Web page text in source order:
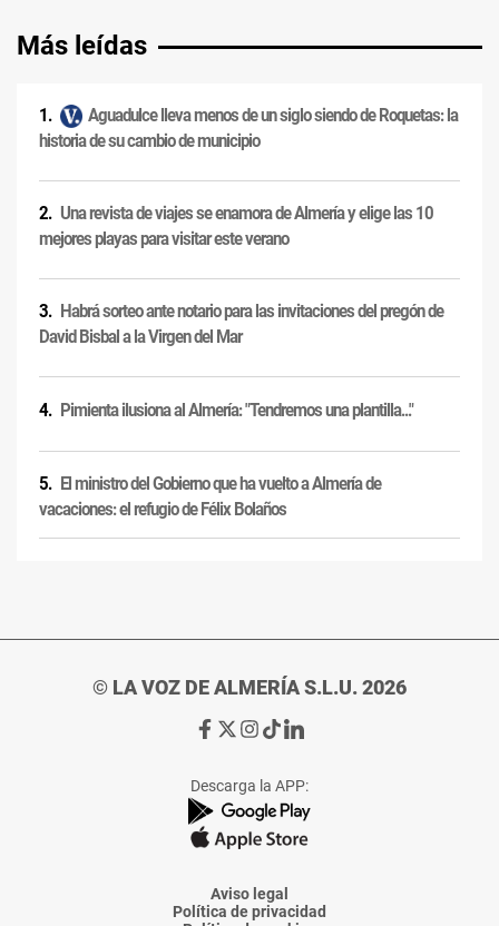
Más leídas
Aguadulce lleva menos de un siglo siendo de Roquetas: la
historia de su cambio de municipio
Una revista de viajes se enamora de Almería y elige las 10
mejores playas para visitar este verano
Habrá sorteo ante notario para las invitaciones del pregón de
David Bisbal a la Virgen del Mar
Pimienta ilusiona al Almería: "Tendremos una plantilla..."
El ministro del Gobierno que ha vuelto a Almería de
vacaciones: el refugio de Félix Bolaños
© LA VOZ DE ALMERÍA S.L.U. 2026
Ir
de
La
Voz
Almería
Ir
de
La
Voz
Almería
Ir
de
La
Voz
Almería
Ir
de
La
Voz
Almería
Ir
de
La
Voz
Descarga la APP:
Aviso legal
Política de privacidad